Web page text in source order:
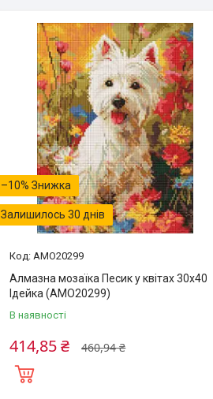
–10%
Залишилось 30 днів
AMO20299
Алмазна мозаїка Песик у квітах 30х40
Ідейка (AMO20299)
В наявності
460,94 ₴
414,85 ₴